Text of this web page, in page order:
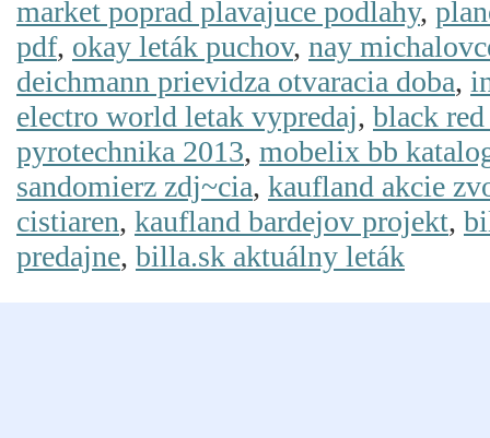
market poprad plavajuce podlahy,
pdf, okay leták puchov, nay
deichmann prievidza otvaracia doba,
electro world letak vypredaj, black
pyrotechnika 2013, mobelix bb
sandomierz zdj~cia, kaufland akcie
cistiaren, kaufland bardejov projekt,
predajne, billa.sk aktuálny leták